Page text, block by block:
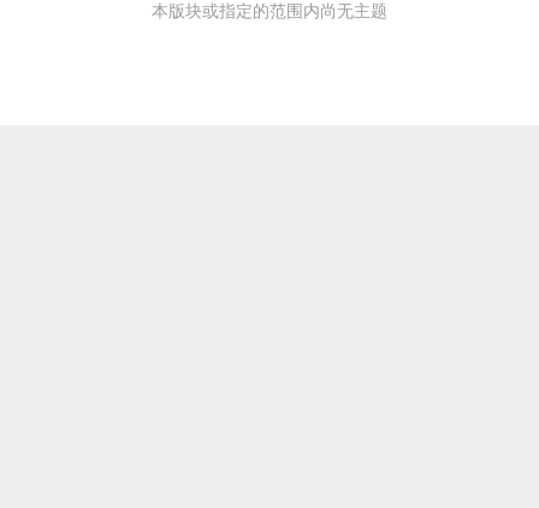
本版块或指定的范围内尚无主题